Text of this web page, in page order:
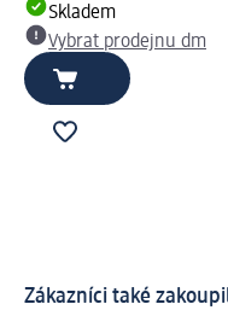
Skladem
Vybrat prodejnu dm
Zákazníci také